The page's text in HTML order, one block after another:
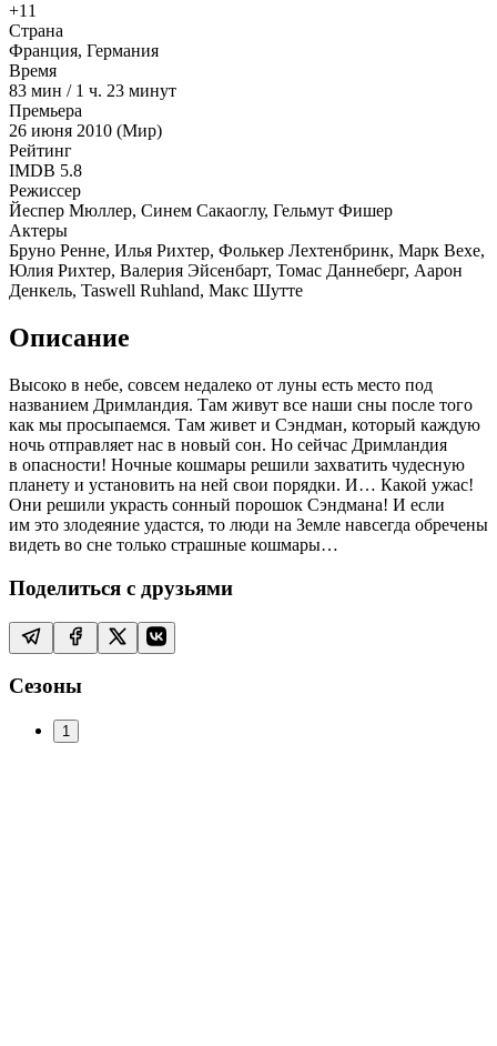
+11
Страна
Франция, Германия
Время
83 мин / 1 ч. 23 минут
Премьера
26 июня 2010 (Мир)
Рейтинг
IMDB 5.8
Режиссер
Йеспер Мюллер, Синем Сакаоглу, Гельмут Фишер
Актеры
Бруно Ренне, Илья Рихтер, Фолькер Лехтенбринк, Марк Вехе,
Юлия Рихтер, Валерия Эйсенбарт, Томас Даннеберг, Аарон
Денкель, Taswell Ruhland, Макс Шутте
Описание
Высоко в небе, совсем недалеко от луны есть место под
названием Дримландия. Там живут все наши сны после того
как мы просыпаемся. Там живет и Сэндман, который каждую
ночь отправляет нас в новый сон. Но сейчас Дримландия
в опасности! Ночные кошмары решили захватить чудесную
планету и установить на ней свои порядки. И… Какой ужас!
Они решили украсть сонный порошок Сэндмана! И если
им это злодеяние удастся, то люди на Земле навсегда обречены
видеть во сне только страшные кошмары…
Поделиться с друзьями
Сезоны
1